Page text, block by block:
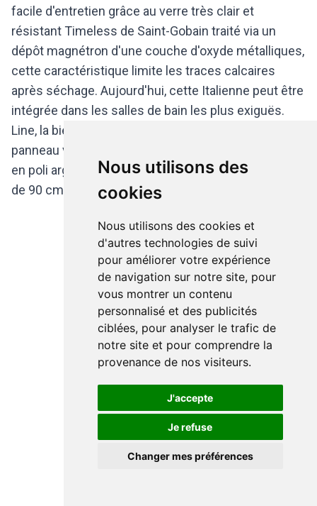
Nous utilisons des
cookies
Nous utilisons des cookies et
d'autres technologies de suivi
pour améliorer votre expérience
de navigation sur notre site, pour
vous montrer un contenu
personnalisé et des publicités
ciblées, pour analyser le trafic de
notre site et pour comprendre la
provenance de nos visiteurs.
J'accepte
Je refuse
Changer mes préférences
facile d'entretien grâce au verre très clair et
résistant Timeless de Saint-Gobain traité via un
dépôt magnétron d'une couche d'oxyde métalliques,
cette caractéristique limite les traces calcaires
après séchage. Aujourd'hui, cette Italienne peut être
intégrée dans les salles de bain les plus exiguës.
Line, la bien dénommée chez
panneau vitré indépendant avec subtilité aux profilés
en poli argenté. Ce montage de coin est disponible
de 90 cm à 160 cm de large et 2 m de large.